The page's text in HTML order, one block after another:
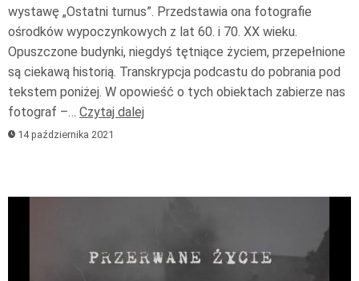
wystawę „Ostatni turnus”. Przedstawia ona fotografie
ośrodków wypoczynkowych z lat 60. i 70. XX wieku.
Opuszczone budynki, niegdyś tętniące życiem, przepełnione
są ciekawą historią. Transkrypcja podcastu do pobrania pod
tekstem poniżej. W opowieść o tych obiektach zabierze nas
fotograf –… Czytaj dalej
14 października 2021
dźwiękowych